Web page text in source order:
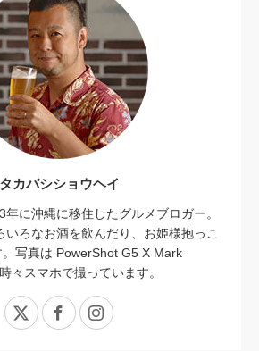
タカバシショウヘイ
に沖縄に移住したグルメブロガー。
いろなお酒を飲んだり、お姫様抱っこ
写真は PowerShot G5 X Mark
々スマホで撮っています。
X FacebookInstagram